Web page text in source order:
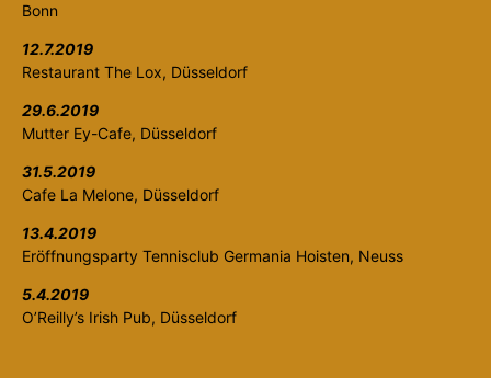
Bonn
12.7.2019
Restaurant The Lox, Düsseldorf
29.6.2019
Mutter Ey-Cafe, Düsseldorf
31.5.2019
Cafe La Melone, Düsseldorf
13.4.2019
Eröffnungsparty Tennisclub Germania Hoisten, Neuss
5.4.2019
O’Reilly’s Irish Pub, Düsseldorf